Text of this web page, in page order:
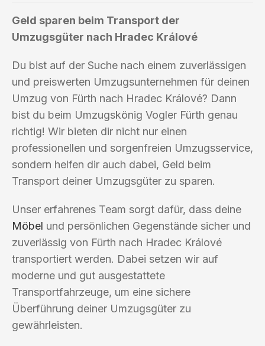
Geld sparen beim Transport der
Umzugsgüter nach Hradec Králové
Du bist auf der Suche nach einem zuverlässigen
und preiswerten Umzugsunternehmen für deinen
Umzug von Fürth nach Hradec Králové? Dann
bist du beim Umzugskönig Vogler Fürth genau
richtig! Wir bieten dir nicht nur einen
professionellen und sorgenfreien Umzugsservice,
sondern helfen dir auch dabei, Geld beim
Transport deiner Umzugsgüter zu sparen.
Unser erfahrenes Team sorgt dafür, dass deine
Möbel und persönlichen Gegenstände sicher und
zuverlässig von Fürth nach Hradec Králové
transportiert werden. Dabei setzen wir auf
moderne und gut ausgestattete
Transportfahrzeuge, um eine sichere
Überführung deiner Umzugsgüter zu
gewährleisten.